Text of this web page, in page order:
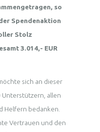
so
Spendenaktion
Stolz
3.014,- EUR
sich an dieser
Unterstützern, allen
Helfern bedanken.
Vertrauen und den